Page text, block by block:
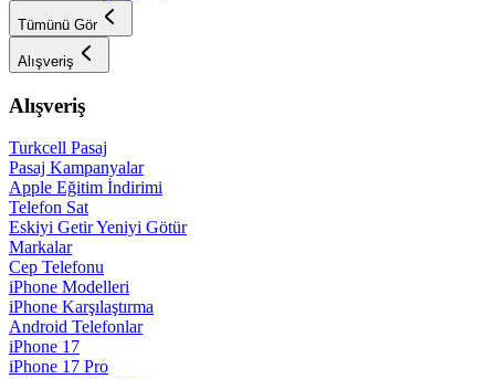
Tümünü Gör
Alışveriş
Alışveriş
Turkcell Pasaj
Pasaj Kampanyalar
Apple Eğitim İndirimi
Telefon Sat
Eskiyi Getir Yeniyi Götür
Markalar
Cep Telefonu
iPhone Modelleri
iPhone Karşılaştırma
Android Telefonlar
iPhone 17
iPhone 17 Pro